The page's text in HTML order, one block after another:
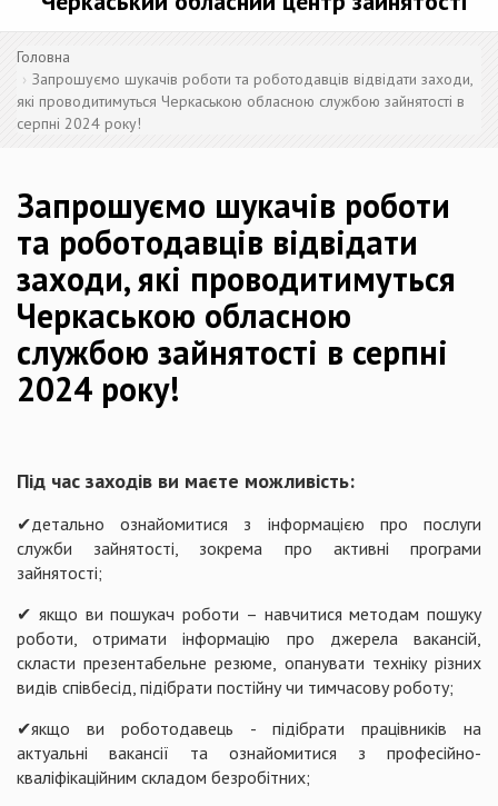
Головна
Запрошуємо шукачів роботи та роботодавців відвідати заходи,
які проводитимуться Черкаською обласною службою зайнятості в
серпні 2024 року!
Запрошуємо шукачів роботи
та роботодавців відвідати
заходи, які проводитимуться
Черкаською обласною
службою зайнятості в серпні
2024 року!
Під час заходів ви маєте можливість:
✔детально ознайомитися з інформацією про послуги
служби зайнятості, зокрема про активні програми
зайнятості;
✔ якщо ви пошукач роботи – навчитися методам пошуку
роботи, отримати інформацію про джерела вакансій,
скласти презентабельне резюме, опанувати техніку різних
видів співбесід, підібрати постійну чи тимчасову роботу;
✔якщо ви роботодавець - підібрати працівників на
актуальні вакансії та ознайомитися з професійно-
кваліфікаційним складом безробітних;